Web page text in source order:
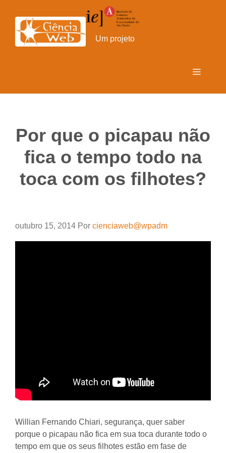
para
conteúdo
Um projeto
Menu
Por que o picapau não
fica o tempo todo na
toca com os filhotes?
outubro 15, 2014 Por cienciaweb@wpadm
Willian Fernando Chiari, segurança, quer saber
porque o picapau não fica em sua toca durante todo o
tempo em que os seus filhotes estão em fase de